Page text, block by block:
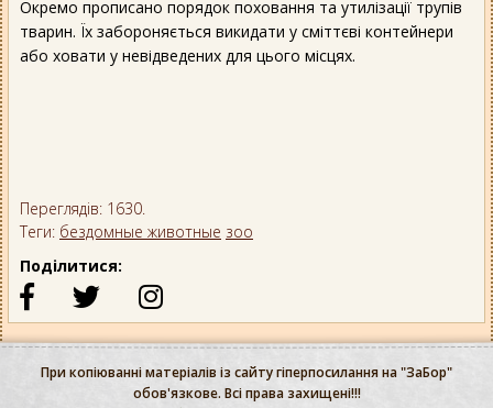
Окремо прописано порядок поховання та утилізації трупів
тварин. Їх забороняється викидати у сміттєві контейнери
або ховати у невідведених для цього місцях.
Переглядів: 1630.
Теги: бездомные животные зоо
Поділитися:
При копіюванні матеріалів із сайту гіперпосилання на "ЗаБор"
обов'язкове. Всі права захищені!!!